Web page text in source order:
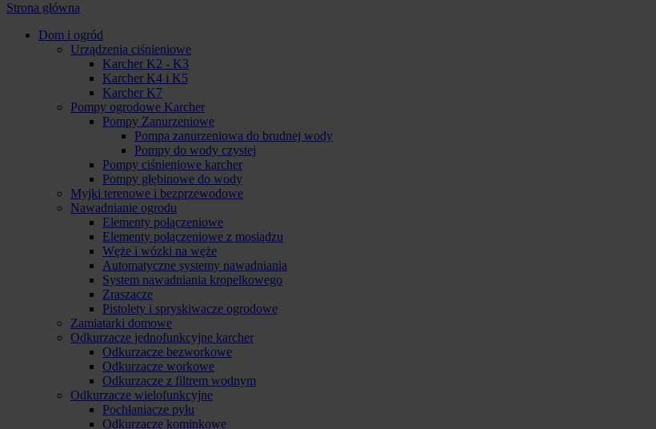
Strona główna
Dom i ogród
Urządzenia ciśnieniowe
Karcher K2 - K3
Karcher K4 i K5
Karcher K7
Pompy ogrodowe Karcher
Pompy Zanurzeniowe
Pompa zanurzeniowa do brudnej wody
Pompy do wody czystej
Pompy ciśnieniowe karcher
Pompy głębinowe do wody
Myjki terenowe i bezprzewodowe
Nawadnianie ogrodu
Elementy połączeniowe
Elementy połączeniowe z mosiądzu
Węże i wózki na węże
Automatyczne systemy nawadniania
System nawadniania kropelkowego
Zraszacze
Pistolety i spryskiwacze ogrodowe
Zamiatarki domowe
Odkurzacze jednofunkcyjne karcher
Odkurzacze bezworkowe
Odkurzacze workowe
Odkurzacze z filtrem wodnym
Odkurzacze wielofunkcyjne
Pochłaniacze pyłu
Odkurzacze kominkowe